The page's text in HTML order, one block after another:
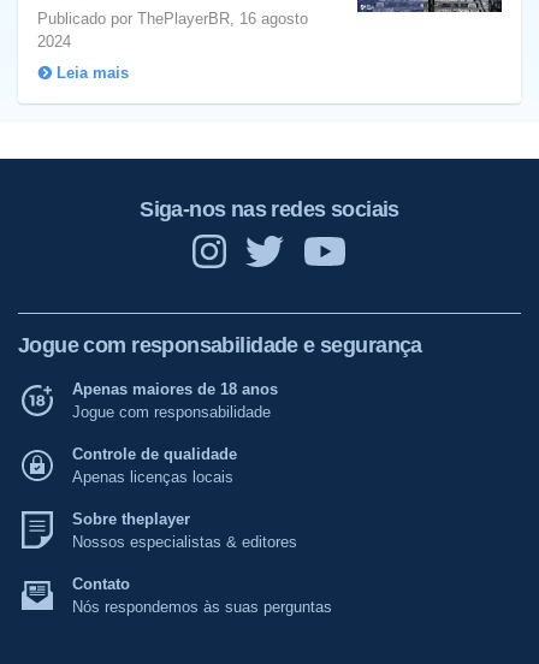
Publicado por ThePlayerBR, 16 agosto
2024
Leia mais
Siga-nos nas redes sociais
Jogue com responsabilidade e segurança
Apenas maiores de 18 anos
Jogue com responsabilidade
Controle de qualidade
Apenas licenças locais
Sobre theplayer
Nossos especialistas & editores
Contato
Nós respondemos às suas perguntas